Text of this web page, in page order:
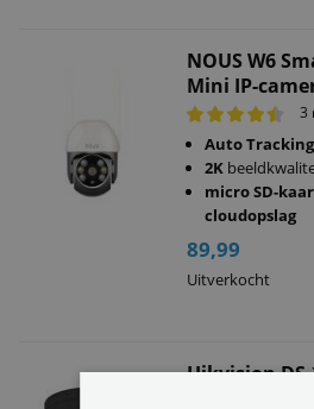
NOUS W6
Mini IP-
3
Auto Tracking
2K
micro SD-
cloudopslag
89,99
Uitverkocht
Hikvision DS-
8MP IP-